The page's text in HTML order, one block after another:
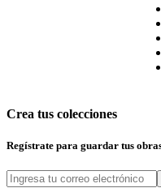
Crea tus colecciones
Regístrate para guardar tus